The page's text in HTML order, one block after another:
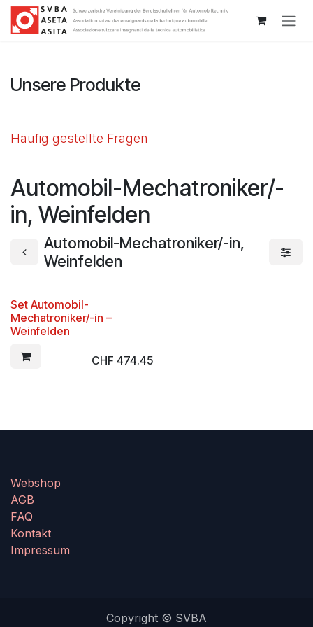
Zum Inhalt springen
Unsere Produkte
Häufig gestellte Fragen
Automobil-Mechatroniker/-
in, Weinfelden
Automobil-Mechatroniker/-in,
Weinfelden
Set Automobil-
Mechatroniker/-in –
Weinfelden
CHF474.45
Webshop
AGB
FAQ
Kontakt
Impressum
Copyright © SVBA